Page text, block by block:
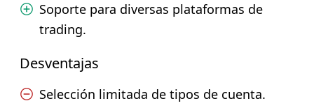
Soporte para diversas plataformas de
trading.
Desventajas
Selección limitada de tipos de cuenta.